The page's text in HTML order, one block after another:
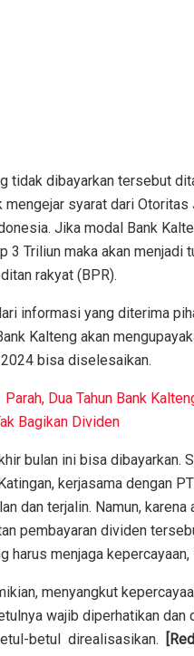
tidak dibayarkan tersebut
mengejar syarat dari Otoritas
Jika modal Bank
3 Triliun maka akan menjadi
rakyat (BPR).
informasi yang diterima
Kalteng akan
bisa diselesaikan.
Parah, Dua Tahun Bank
Bagikan Dividen
bulan ini bisa dibayarkan.
kerjasama dengan
dan terjalin. Namun, karena
pembayaran dividen
harus menjaga kepercayaan,
menyangkut
wajib diperhatikan dan
betul direalisasikan.